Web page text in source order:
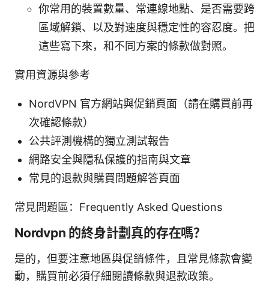
你常用的裝置數量、常連線地點、是否需要跨
區域解鎖、以及對速度與穩定性的容忍度。把
這些寫下來，和不同方案的條款做對照。
實用資源與參考
NordVPN 官方網站與促銷頁面（請在購買前再
次確認條款）
公共評測機構的獨立測試報告
網路安全與隱私保護的指南與文章
常見的退款與購買問題解答頁面
常見問題區：Frequently Asked Questions
Nordvpn 的終身計劃真的存在嗎？
是的，但要注意地區與促銷條件，且常見條款會變
動，購買前必須仔細閱讀條款與退款政策。